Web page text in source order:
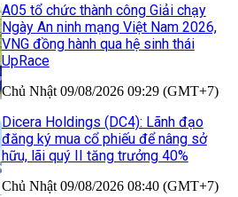
A05 tổ chức thành công Giải chạy
Ngày An ninh mạng Việt Nam 2026,
VNG đồng hành qua hệ sinh thái
UpRace
Chủ Nhật 09/08/2026 09:29 (GMT+7)
Dicera Holdings (DC4): Lãnh đạo
đăng ký mua cổ phiếu để nâng sở
hữu, lãi quý II tăng trưởng 40%
Chủ Nhật 09/08/2026 08:40 (GMT+7)